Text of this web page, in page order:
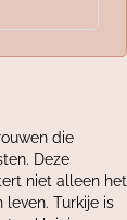
die
Deze
niet alleen het
Turkije is